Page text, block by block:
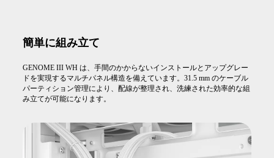
簡単に組み立て
GENOME III WH は、手間のかからないインストールとアップグレー
ドを実現するマルチパネル構造を備えています。31.5 mm のケーブル
パーティション管理により、配線が整理され、洗練された効率的な組
み立てが可能になります。